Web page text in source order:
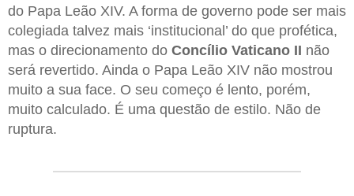
do Papa Leão XIV. A forma de governo pode ser mais
colegiada talvez mais ‘institucional’ do que profética,
mas o direcionamento do Concílio Vaticano II não
será revertido. Ainda o Papa Leão XIV não mostrou
muito a sua face. O seu começo é lento, porém,
muito calculado. É uma questão de estilo. Não de
ruptura.